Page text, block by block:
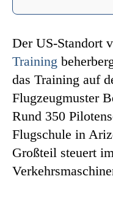
Der US-Standort
Training
das Training auf
Flugzeugmuster
Rund 350
Flugschule in
Großteil steuert